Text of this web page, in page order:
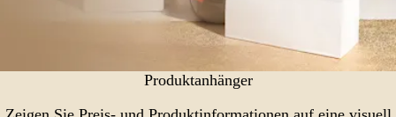
Produktanhänger